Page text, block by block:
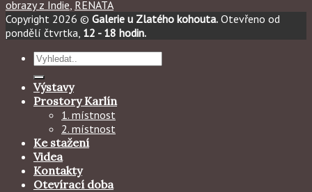
obrazy z Indie RENATA
Copyright 2026 © Galerie u Zlatého kohouta. Otevřeno od
pondělí čtvrtka, 12 - 18 hodin.
Hledat:
Výstavy
Prostory Karlín
1. místnost
2. místnost
Ke stažení
Videa
Kontakty
Otevírací doba